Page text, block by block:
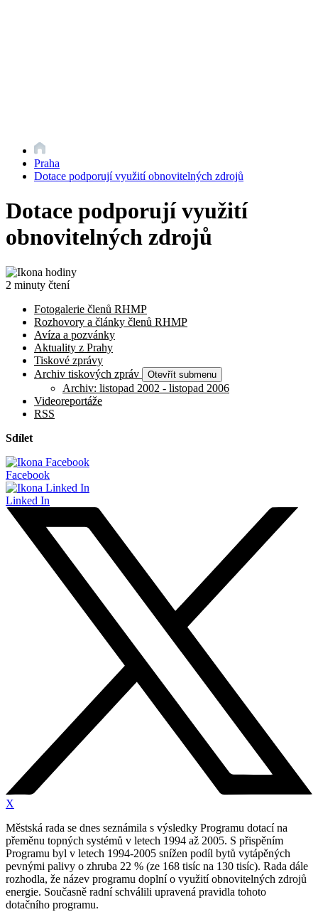
Praha
Dotace podporují využití obnovitelných zdrojů
Dotace podporují využití
obnovitelných zdrojů
2 minuty čtení
Fotogalerie členů RHMP
Rozhovory a články členů RHMP
Avíza a pozvánky
Aktuality z Prahy
Tiskové zprávy
Archiv tiskových zpráv
Otevřít submenu
Archiv: listopad 2002 - listopad 2006
Videoreportáže
RSS
Sdílet
Facebook
Linked In
X
Městská rada se dnes seznámila s výsledky Programu dotací na
přeměnu topných systémů v letech 1994 až 2005. S přispěním
Programu byl v letech 1994-2005 snížen podíl bytů vytápěných
pevnými palivy o zhruba 22 % (ze 168 tisíc na 130 tisíc). Rada dále
rozhodla, že název programu doplní o využití obnovitelných zdrojů
energie. Současně radní schválili upravená pravidla tohoto
dotačního programu.